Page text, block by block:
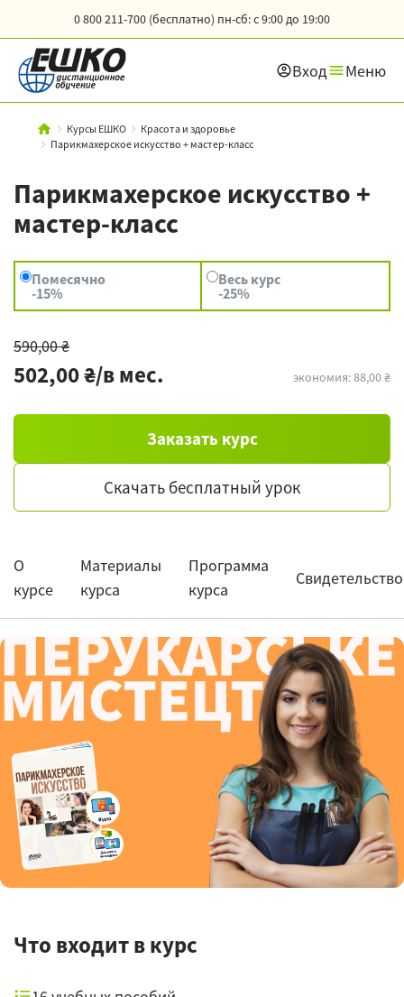
0 800 211-700 (бесплатно) пн-сб: с 9:00 до 19:00
Вход Меню
Курсы ЕШКО
Красота и здоровье
Парикмахерское искусство + мастер-класс
Парикмахерское искусство +
мастер-класс
Помесячно
-15%
Весь курс
-25%
590,00 ₴
502,00 ₴/в мес. экономия: 88,00 ₴
Заказать курс
Скачать бесплатный урок
О
курсе
Материалы
курса
Программа
курса
Свидетельство
Что входит в курс